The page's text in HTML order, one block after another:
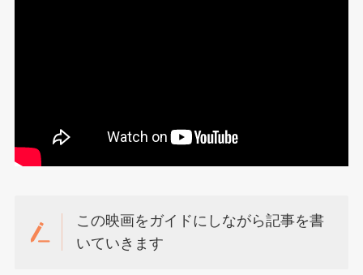
この映画をガイドにしながら記事を書
いていきます